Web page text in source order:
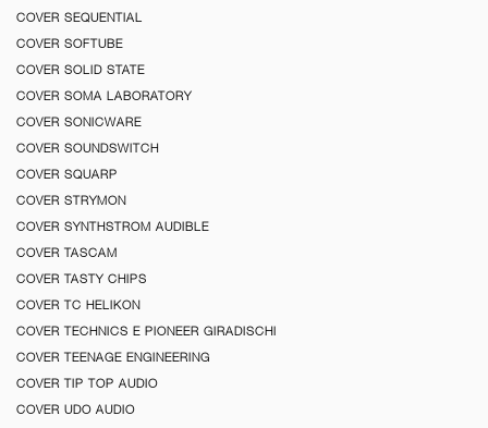
COVER SEQUENTIAL
COVER SOFTUBE
COVER SOLID STATE
COVER SOMA LABORATORY
COVER SONICWARE
COVER SOUNDSWITCH
COVER SQUARP
COVER STRYMON
COVER SYNTHSTROM AUDIBLE
COVER TASCAM
COVER TASTY CHIPS
COVER TC HELIKON
COVER TECHNICS E PIONEER GIRADISCHI
COVER TEENAGE ENGINEERING
COVER TIP TOP AUDIO
COVER UDO AUDIO